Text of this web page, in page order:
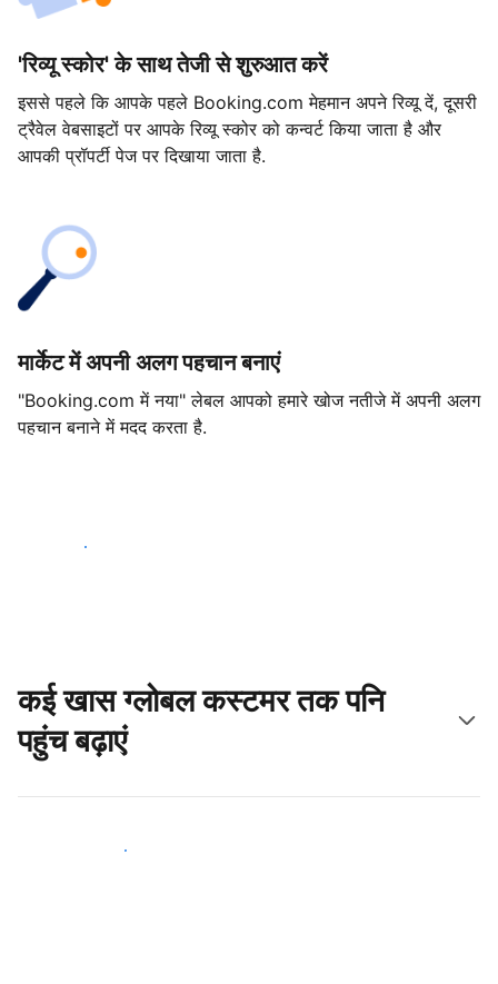
'रिव्यू स्कोर' के साथ तेजी से शुरुआत करें
इससे पहले कि आपके पहले Booking.com मेहमान अपने रिव्यू दें, दूसरी
ट्रैवेल वेबसाइटों पर आपके रिव्यू स्कोर को कन्वर्ट किया जाता है और
आपकी प्रॉपर्टी पेज पर दिखाया जाता है.
मार्केट में अपनी अलग पहचान बनाएं
"Booking.com में नया" लेबल आपको हमारे खोज नतीजे में अपनी अलग
पहचान बनाने में मदद करता है.
आज ही शुरू करें
कई खास ग्लोबल कस्टमर तक पनि
पहुंच बढ़ाएं
आज ही नए मेहमानों तक पहुंचें